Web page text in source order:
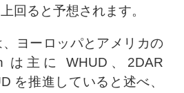
回ると予想されます。
ヨーロッパとアメリカの
は主に WHUD、2DAR
を推進していると述べ、